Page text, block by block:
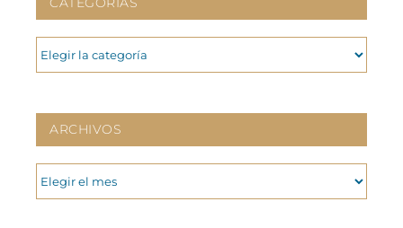
CATEGORIAS
ARCHIVOS
ARCHIVOS